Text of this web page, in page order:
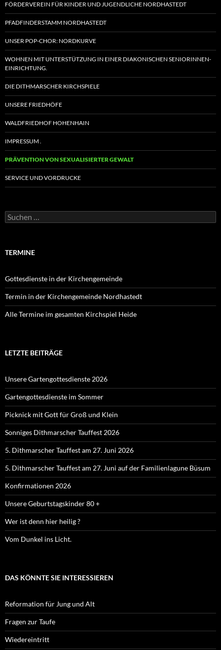
FÖRDERVEREIN FÜR KINDER UND JUGENDLICHE NORDHASTEDT
PFADFINDERSTAMM NORDHASTEDT
UNSER POP-CHOR: NORDKURVE
WOHNEN MIT UNTERSTÜTZUNG IN EINER DIAKONISCHEN SENIORINNEN-
EINRICHTUNG.
DIE DITHMARSCHER KIRCHSPIELE
UNSERE FRIEDHÖFE
WALDFRIEDHOF HOHENHAIN
IMPRESSUM .
PRÄVENTION VON SEXUALISIERTER GEWALT
SERVICE UND VORDRUCKE
Suchen
nach:
TERMINE
Gottesdienste in der Kirchengemeinde
Termin in der Kirchengemeinde Nordhastedt
Alle Termine im gesamten Kirchspiel Heide
LETZTE BEITRÄGE
Unsere Gartengottesdienste 2026
Gartengottesdienste im Sommer
Picknick mit Gott für Groß und Klein
Sonniges Dithmarscher Tauffest 2026
5. Dithmarscher Tauffest am 27. Juni 2026
5. Dithmarscher Tauffest am 27. Juni auf der Familienlagune Büsum
Konfirmationen 2026
Unsere Geburtstagskinder 80 +
Wer ist denn hier heilig ?
Vom Dunkel ins Licht.
DAS KÖNNTE SIE INTERESSIEREN
Reformation für Jung und Alt
Fragen zur Taufe
Wiedereintritt